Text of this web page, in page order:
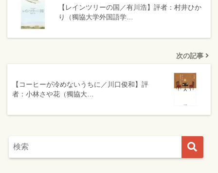
【レインツリーの国／有川浩】評者：村井ひか
り（獨協大学外国語学…
次の記事
【コーヒーが冷めないうちに／川口俊和】評
者：小林さや花（獨協大…